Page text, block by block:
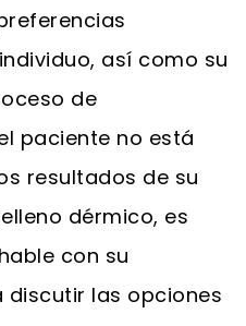
así como su
de
paciente no está
resultados de su
dérmico, es
con su
las opciones